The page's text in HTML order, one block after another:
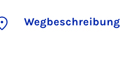
Wegbeschreibung